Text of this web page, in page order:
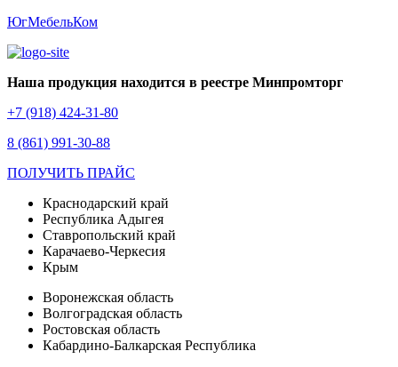
ЮгМебельКом
Наша продукция находится в реестре Минпромторг
+7 (918) 424-31-80
8 (861) 991-30-88
ПОЛУЧИТЬ ПРАЙС
Краснодарский край
Республика Адыгея
Ставропольский край
Карачаево-Черкесия
Крым
Воронежская область
Волгоградская область
Ростовская область
Кабардино-Балкарская Республика